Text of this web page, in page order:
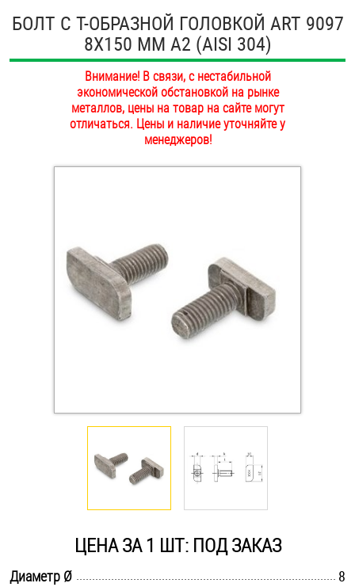
ОПТ
ПОКУПАТЕЛЯМ
ОПЛАТА И ДОСТАВКА
НАШИ МАГАЗИНЫ
Антивандальный крепёж, инструмент
Болты и винты
Втулки
Заклепки (Гайки-Заклепки)
Инструмент
Крюки, кольца с шурупной резьбой
Оснастка и аксессуары для яхт
Саморезы и шурупы
БОЛТ С Т-ОБРАЗНОЙ ГОЛОВКОЙ ART 9097
8Х150 ММ А2 (AISI 304)
Внимание! В связи, с нестабильной
экономической обстановкой на рынке
металлов, цены на товар на сайте могут
отличаться. Цены и наличие уточняйте у
менеджеров!
ЦЕНА ЗА 1 ШТ: ПОД ЗАКАЗ
Диаметр Ø
8